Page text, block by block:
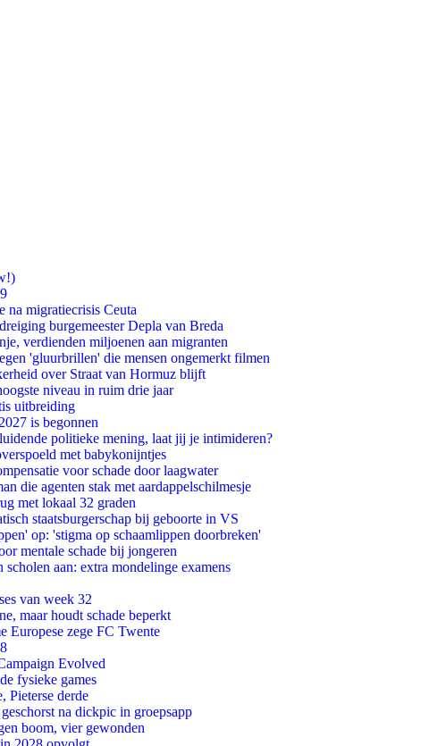
na migratiecrisis Ceuta
burgemeester Depla van Breda
verdienden miljoenen aan migranten
'gluurbrillen' die mensen ongemerkt filmen
over Straat van Hormuz blijft
niveau in ruim drie jaar
uitbreiding
is begonnen
politieke mening, laat jij je intimideren?
met babykonijntjes
voor schade door laagwater
die agenten stak met aardappelschilmesje
met lokaal 32 graden
staatsburgerschap bij geboorte in VS
op: 'stigma op schaamlippen doorbreken'
mentale schade bij jongeren
aan: extra mondelinge examens
van week 32
maar houdt schade beperkt
Europese zege FC Twente
Evolved
fysieke games
Pieterse derde
na dickpic in groepsapp
boom, vier gewonden